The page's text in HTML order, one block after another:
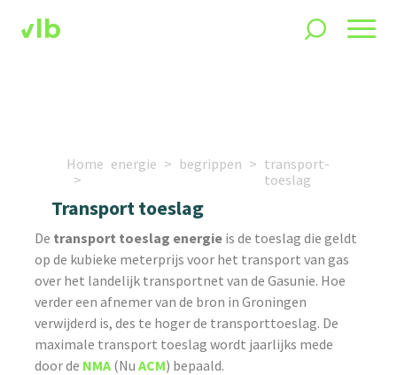
Home energie begrippen
transport-
toeslag
Transport toeslag
De transport toeslag energie is de toeslag die geldt
op de kubieke meterprijs voor het transport van gas
over het landelijk transportnet van de Gasunie. Hoe
verder een afnemer van de bron in Groningen
verwijderd is, des te hoger de transporttoeslag. De
maximale transport toeslag wordt jaarlijks mede
door de NMA (NuACM) bepaald.